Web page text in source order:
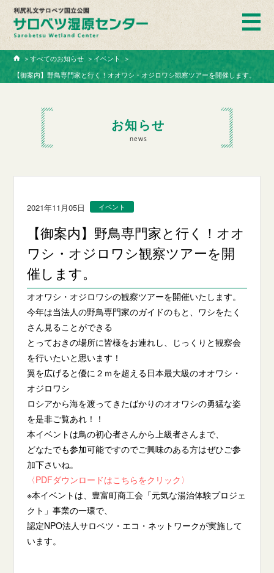
ホーム
＞すべてのお知らせ ＞ イベント ＞
【御案内】野鳥専門家と行く！オオワシ・オジロワシ観察ツアーを開催します。
お知らせ
news
2021年11月05日 イベント
【御案内】野鳥専門家と行く！オオ
ワシ・オジロワシ観察ツアーを開
催します。
オオワシ・オジロワシの観察ツアーを開催いたします。
今年は当法人の野鳥専門家のガイドのもと、ワシをたく
さん見ることができる
とっておきの場所に皆様をお連れし、じっくりと観察会
を行いたいと思います！
翼を広げると優に２ｍを超える日本最大級のオオワシ・
オジロワシ
ロシアから海を渡ってきたばかりのオオワシの勇猛な姿
を是非ご覧あれ！！
本イベントは鳥の初心者さんから上級者さんまで、
どなたでも参加可能ですのでご興味のある方はぜひご参
加下さいね。
〈PDFダウンロードはこちらをクリック〉
※本イベントは、豊富町商工会「元気な湯治体験プロジェ
クト」事業の一環で、
認定NPO法人サロベツ・エコ・ネットワークが実施して
います。